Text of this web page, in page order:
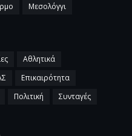
Μεσολόγγι
Αθλητικά
Επικαιρότητα
Πολιτική Συνταγές